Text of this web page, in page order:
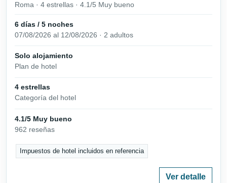
Roma · 4 estrellas · 4.1/5 Muy bueno
6 días / 5 noches
07/08/2026 al 12/08/2026 · 2 adultos
Solo alojamiento
Plan de hotel
4 estrellas
Categoría del hotel
4.1/5 Muy bueno
962 reseñas
Impuestos de hotel incluidos en referencia
Ver detalle